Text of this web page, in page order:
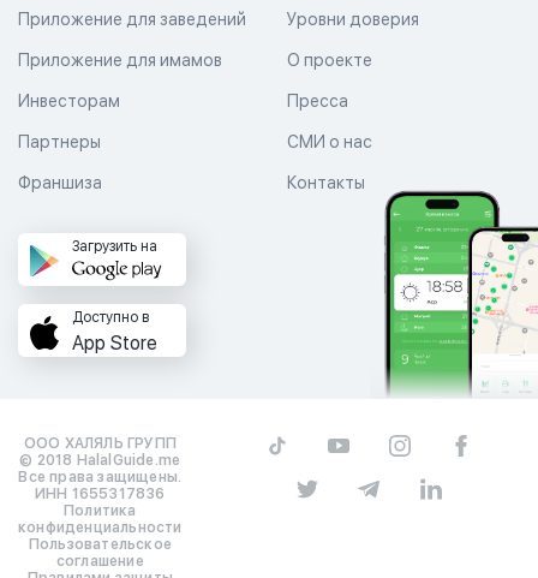
Уровни доверия
Приложение для заведений
Приложение для имамов О проекте
Пресса
СМИ о нас
Контакты
Инвесторам
Партнеры
Франшиза
Загрузить на
Доступно в
App Store
ООО ХАЛЯЛЬ ГРУПП
© 2018 HalalGuide.me
Все права защищены.
ИНН 1655317836
Политика
конфиденциальности
Пользовательское
соглашение